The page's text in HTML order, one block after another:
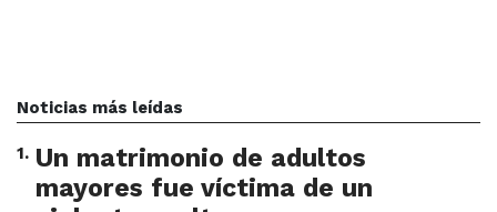
Noticias más leídas
1. Un matrimonio de adultos
mayores fue víctima de un